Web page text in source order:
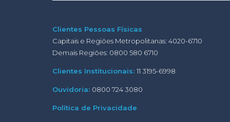
Clientes Pessoas Físicas
Capitais e Regiões Metropolitanas: 4020-6710
Demais Regiões: 0800 580 6710
Clientes Institucionais: 11 3195-6998
Ouvidoria: 0800 724 3080
Política de Privacidade